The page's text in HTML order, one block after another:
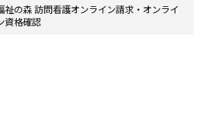
祉の森 訪問看護オンライン請求・オンライ
資格確認